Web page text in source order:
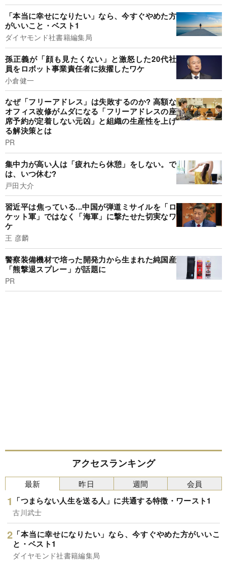
「本当に幸せになりたい」なら、今すぐやめた方
がいいこと・ベスト1
ダイヤモンド社書籍編集局
孫正義が「顔も見たくない」と激怒した20代社
員をロボット事業責任者に抜擢したワケ
小倉健一
なぜ「フリーアドレス」は失敗するのか? 高額な
オフィス改修がムダになる「フリーアドレスの座
席予約が定着しない元凶」と組織の生産性を上げ
る解決策とは
PR
集中力が高い人は「疲れたら休憩」をしない。で
は、いつ休む?
戸田大介
習近平は焦っている...中国が弾道ミサイルを「ロ
ケット軍」ではなく「海軍」に撃たせた切実なワ
ケ
王 彦麟
警察装備機材で培った開発力から生まれた純国産
「熊撃退スプレー」が話題に
PR
アクセスランキング
最新
「つまらない人生を送る人」に共通する特徴・ワースト1
古川武士
「本当に幸せになりたい」なら、今すぐやめた方がいいこ
と・ベスト1
ダイヤモンド社書籍編集局
昨日 週間 会員